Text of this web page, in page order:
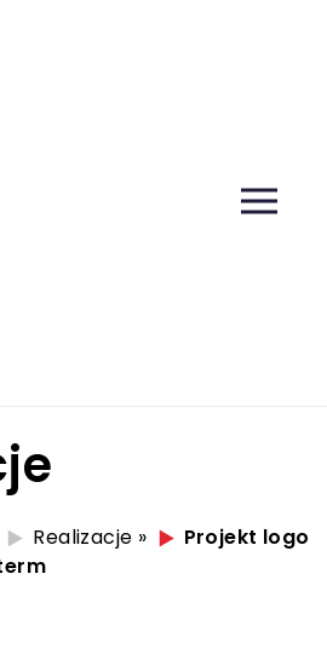
Realizacje »
Projekt logo